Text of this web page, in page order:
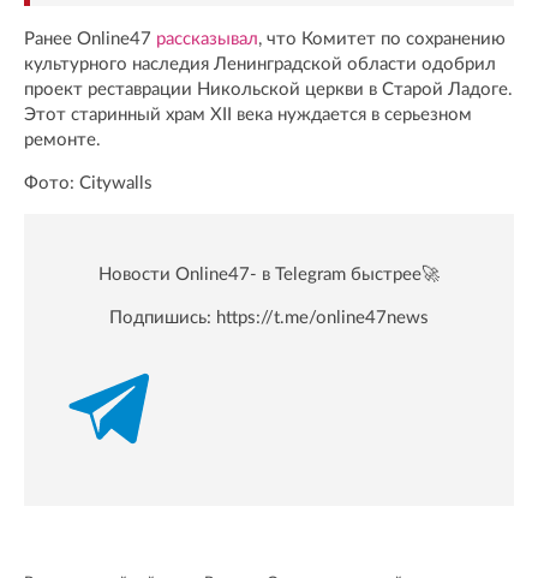
Ранее Online47 рассказывал, что Комитет по сохранению
культурного наследия Ленинградской области одобрил
проект реставрации Никольской церкви в Старой Ладоге.
Этот старинный храм XII века нуждается в серьезном
ремонте.
Фото: Citywalls
Новости Online47- в Telegram быстрее🚀
Подпишись: https://t.me/online47news